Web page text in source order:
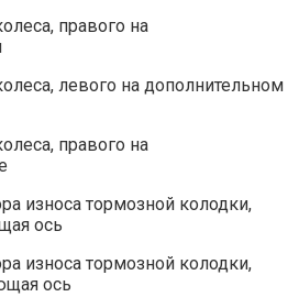
правого на
левого на дополнительном
правого на
износа тормозной колодки,
ось
износа тормозной колодки,
ось